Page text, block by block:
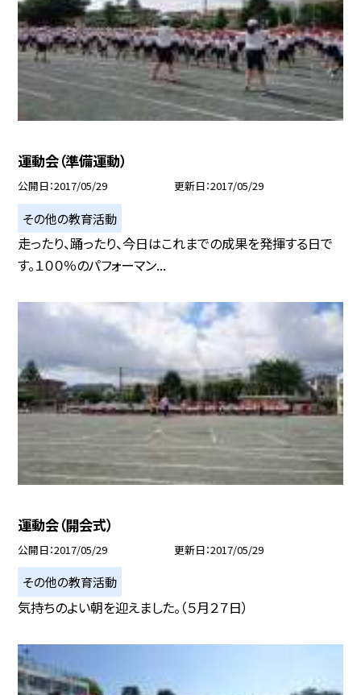
運動会（準備運動）
公開日 2017/05/29 更新日 2017/05/29
その他の教育活動
走ったり、踊ったり、今日はこれまでの成果を発揮する日で
す。１００％のパフォーマン...
運動会（開会式）
公開日 2017/05/29 更新日 2017/05/29
その他の教育活動
気持ちのよい朝を迎えました。（５月２７日）